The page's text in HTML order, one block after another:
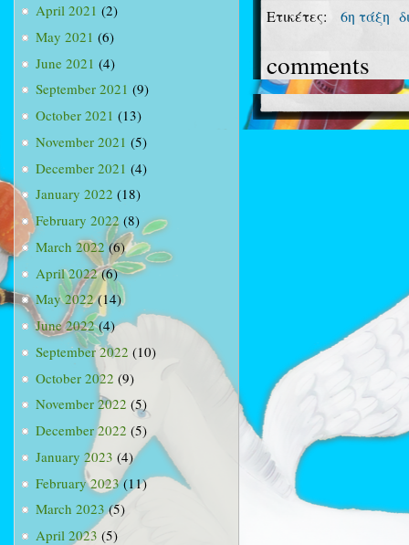
April 2021 (2)
May 2021 (6)
June 2021 (4)
September 2021 (9)
October 2021 (13)
November 2021 (5)
December 2021 (4)
January 2022 (18)
February 2022 (8)
March 2022(6)
April 2022(6)
May 2022(14)
June 2022(4)
September 2022 (10)
October 2022 (9)
November 2022 (5)
December 2022 (5)
January 2023 (4)
February 2023(11)
March 2023(5)
April 2023 (5)
Ετικέτες: 6η τάξη
comments